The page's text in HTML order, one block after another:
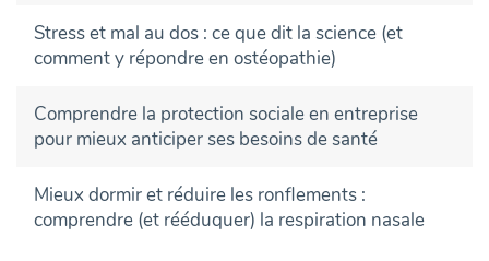
Stress et mal au dos : ce que dit la science (et
comment y répondre en ostéopathie)
Comprendre la protection sociale en entreprise
pour mieux anticiper ses besoins de santé
Mieux dormir et réduire les ronflements :
comprendre (et rééduquer) la respiration nasale